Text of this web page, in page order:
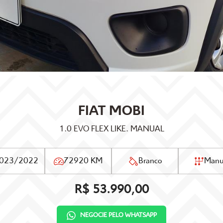
FIAT MOBI
1.0 EVO FLEX LIKE. MANUAL
2022 72920 KM Branco
R$ 53.990,00
NEGOCIE PELO WHATSAPP